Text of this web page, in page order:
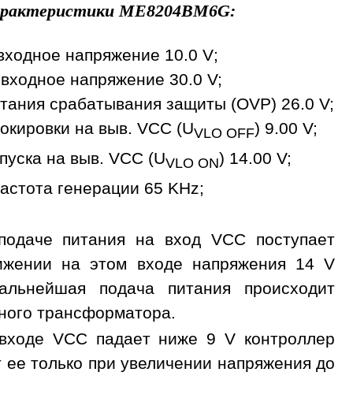
ME8204BM6G:
напряжение 10.0 V;
напряжение 30.0 V;
срабатывания защиты (OVP) 26.0 V;
на выв. VCC (UVLO OFF) 9.00 V;
на выв. VCC (UVLO ON) 14.00 V;
генерации 65 KHz;
питания на вход VCC поступает
на этом входе напряжения 14 V
подача питания происходит
трансформатора.
VCC падает ниже 9 V контроллер
только при увеличении напряжения до